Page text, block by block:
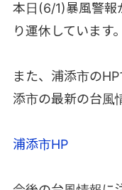
本日(6/1)暴風警報
り運休しています。
また、浦添市の
添市の最新の台風
浦添市HP